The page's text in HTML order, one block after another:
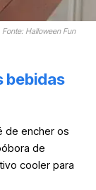
Halloween Fun
bebidas
de encher os
de
cooler para